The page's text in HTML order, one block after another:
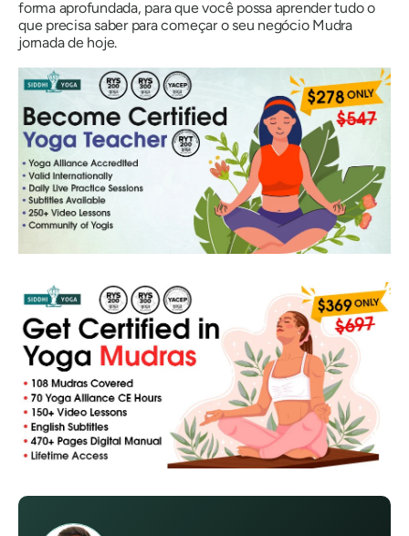
forma aprofundada, para que você possa aprender tudo o
que precisa saber para começar o seu negócio Mudra
jornada de hoje.